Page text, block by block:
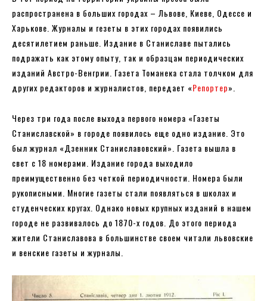
распространена в больших городах – Львове, Киеве, Одессе и
Харькове. Журналы и гезеты в этих городах появились
десятилетием раньше. Издание в Станиславе пытались
подражать как этому опыту, так и образцам периодических
изданий Австро-Венгрии. Газета Томанека стала толчком для
других редакторов и журналистов, передает «Репортер».
Через три года после выхода первого номера «Газеты
Станиславской» в городе появилось еще одно издание. Это
был журнал «Дзенник Станиславовский». Газета вышла в
свет с 18 номерами. Издание города выходило
преимущественно без четкой периодичности. Номера были
рукописными. Многие газеты стали появляться в школах и
студенческих кругах. Однако новых крупных изданий в нашем
городе не развивалось до 1870-х годов. До этого периода
жители Станиславова в большинстве своем читали львовские
и венские газеты и журналы.